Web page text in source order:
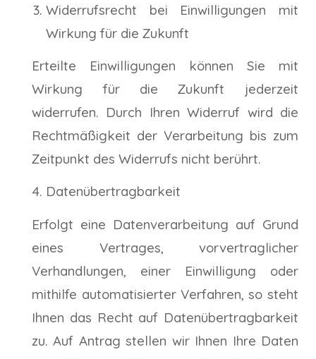
Widerrufsrecht bei Einwilligungen mit
Wirkung für die Zukunft
Erteilte Einwilligungen können Sie mit
Wirkung für die Zukunft jederzeit
widerrufen. Durch Ihren Widerruf wird die
Rechtmäßigkeit der Verarbeitung bis zum
Zeitpunkt des Widerrufs nicht berührt.
Datenübertragbarkeit
Erfolgt eine Datenverarbeitung auf Grund
eines Vertrages, vorvertraglicher
Verhandlungen, einer Einwilligung oder
mithilfe automatisierter Verfahren, so steht
Ihnen das Recht auf Datenübertragbarkeit
zu. Auf Antrag stellen wir Ihnen Ihre Daten